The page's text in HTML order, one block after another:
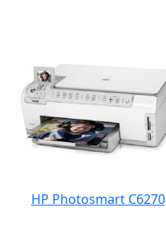
HP Photosmart C6270